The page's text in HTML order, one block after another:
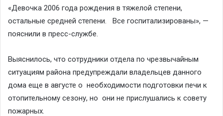
«Девочка 2006 года рождения в тяжелой степени,
остальные средней степени. Все госпитализированы», —
пояснили в пресс-службе.
Выяснилось, что сотрудники отдела по чрезвычайным
ситуациям района предупреждали владельцев данного
дома еще в августе о необходимости подготовки печи к
отопительному сезону, но они не прислушались к совету
пожарных.